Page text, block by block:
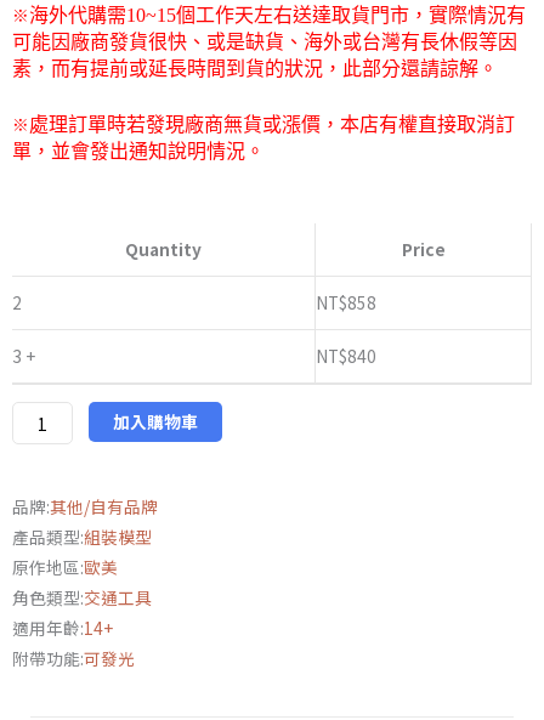
※海外代購需10~15個工作天左右送達取貨門市， 實際情況有
可能因廠商發貨很快、或是缺貨、海外或台灣有長休假等因
素，而有提前或延長時間到貨的狀況，此部分還請諒解。
※處理訂單時若發現廠商無貨或漲價，本店有權直接取消訂
單，並會發出通知說明情況。
Quantity Price
2 NT$858
3 + NT$840
王
1/12《閃
電
俠》
蝠
托
車
數
量
加入購物車
品牌:其他/自有品牌
產品類型:組裝模型
原作地區:歐美
角色類型:交通工具
適用年齡:14+
附帶功能:可發光